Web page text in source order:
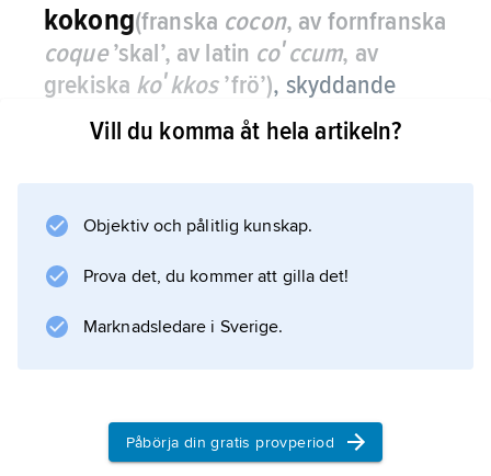
kokong(franska cocon, av fornfranska
coque’skal’, av latin coʹccum, av
grekiska koʹkkos’frö’), skyddande
hölje kring insektspuppa vilket helt eller
delvis består av silke som den
Exempel på insektsgrupper där larven spinner
loppor och många steklar.
Silkesfjärilens
Vill du komma åt hela artikeln?
Objektiv och pålitlig kunskap.
Prova det, du kommer att gilla det!
Marknadsledare i Sverige.
Påbörja din gratis provperiod